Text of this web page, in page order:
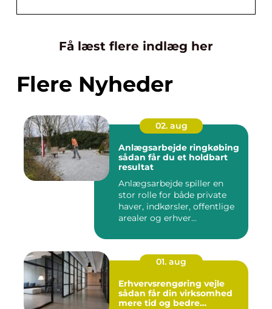
Få læst flere indlæg her
Flere Nyheder
02. aug
Anlægsarbejde ringkøbing
sådan får du et holdbart
resultat
Anlægsarbejde spiller en
stor rolle for både private
haver, indkørsler, offentlige
arealer og erhver...
01. aug
Erhvervsrengøring vejle
sådan får din virksomhed
mere tid og bedre